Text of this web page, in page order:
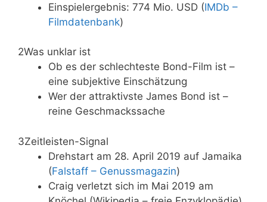
Einspielergebnis: 774 Mio. USD (IMDb –
Filmdatenbank)
2Was unklar ist
Ob es der schlechteste Bond-Film ist –
eine subjektive Einschätzung
Wer der attraktivste James Bond ist –
reine Geschmackssache
3Zeitleisten-Signal
Drehstart am 28. April 2019 auf Jamaika
(Falstaff – Genussmagazin)
Craig verletzt sich im Mai 2019 am